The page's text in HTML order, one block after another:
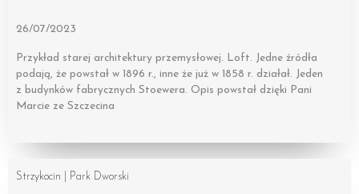
26/07/2023
Przykład starej architektury przemysłowej. Loft. Jedne źródła
podają, że powstał w 1896 r., inne że już w 1858 r. działał. Jeden
z budynków fabrycznych Stoewera. Opis powstał dzięki Pani
Marcie ze Szczecina
Strzykocin | Park Dworski